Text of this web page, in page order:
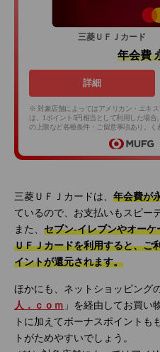
三菱ＵＦＪカード
年会費
詳細
※ 対象店舗によってはアメリカン・エキ
は、1ポイント5円相当として利用した場
の上限など各種条件・ご留意事項あり。く
三菱ＵＦＪカードは、 年会費が
ているので、お支払いもスピー
また、 セブン‐イレブンやオー
ＵＦＪカードを利用すると、ご
イントが還元されます。
ほかにも、ネットショッピング
人．ｃｏｍ 」を経由してお買い
トに加えてボーナスポイントも
トがためやすいでしょう。